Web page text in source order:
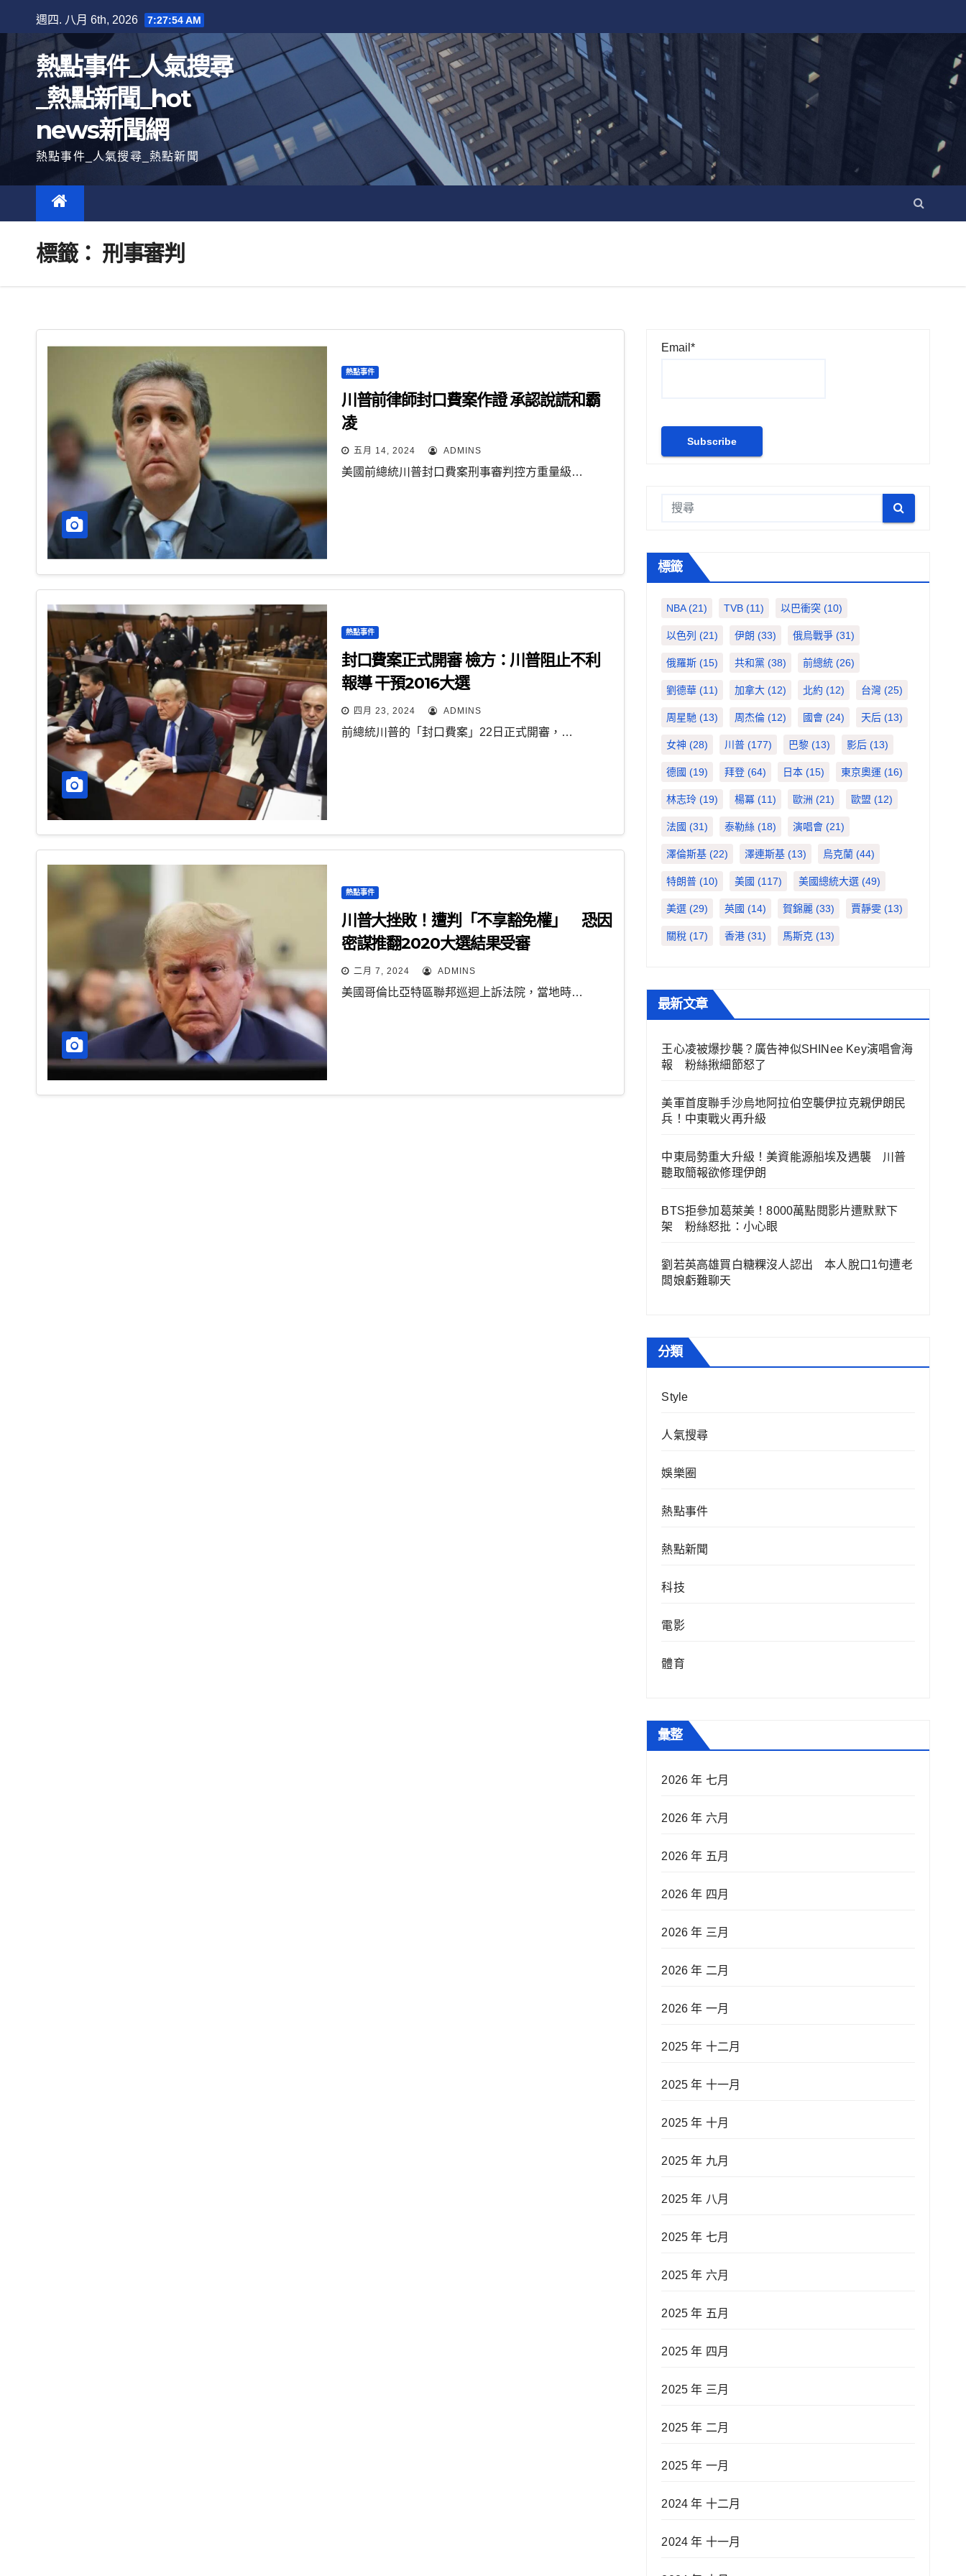
至
內
週四. 八月 6th, 2026 7:27:55 AM
熱點事件_人氣搜尋
_熱點新聞_hot
news新聞網
熱點事件_人氣搜尋_熱點新聞
標籤： 刑事審判
熱點事件
川普前律師封口費案作證 承認說謊和霸
凌
五月 14, 2024 ADMINS
美國前總統川普封口費案刑事審判控方重量級…
熱點事件
封口費案正式開審 檢方：川普阻止不利
報導 干預2016大選
四月 23, 2024 ADMINS
前總統川普的「封口費案」22日正式開審，…
熱點事件
川普大挫敗！遭判「不享豁免權」 恐因
密謀推翻2020大選結果受審
二月 7, 2024 ADMINS
美國哥倫比亞特區聯邦巡迴上訴法院，當地時…
Email*
標籤
NBA(21) TVB (11) 以巴衝突 (10)
以色列 (21) 伊朗 (33) 俄烏戰爭 (31)
俄羅斯 (15) 共和黨 (38) 前總統 (26)
劉德華 (11) 加拿大 (12) 北約 (12) 台灣 (25)
周星馳 (13) 周杰倫 (12) 國會 (24) 天后 (13)
女神 (28) 川普 (177) 巴黎 (13) 影后 (13)
德國 (19) 拜登 (64) 日本 (15) 東京奧運 (16)
林志玲 (19) 楊冪 (11) 歐洲 (21) 歐盟 (12)
法國 (31) 泰勒絲 (18) 演唱會 (21)
澤倫斯基 (22) 澤連斯基 (13) 烏克蘭 (44)
特朗普 (10) 美國 (117) 美國總統大選 (49)
美選 (29) 英國 (14) 賀錦麗 (33) 賈靜雯 (13)
關稅 (17) 香港 (31) 馬斯克 (13)
最新文章
王心凌被爆抄襲？廣告神似SHINee Key演唱會海
報 粉絲揪細節怒了
美軍首度聯手沙烏地阿拉伯空襲伊拉克親伊朗民
兵！中東戰火再升級
中東局勢重大升級！美資能源船埃及遇襲 川普
聽取簡報欲修理伊朗
BTS拒參加葛萊美！8000萬點閱影片遭默默下
架 粉絲怒批：小心眼
劉若英高雄買白糖粿沒人認出 本人脫口1句遭老
闆娘虧難聊天
分類
Style
人氣搜尋
娛樂圈
熱點事件
熱點新聞
科技
電影
體育
彙整
2026 年 七月
2026 年 六月
2026 年 五月
2026 年 四月
2026 年 三月
2026 年 二月
2026 年 一月
2025 年 十二月
2025 年 十一月
2025 年 十月
2025 年 九月
2025 年 八月
2025 年 七月
2025 年 六月
2025 年 五月
2025 年 四月
2025 年 三月
2025 年 二月
2025 年 一月
2024 年 十二月
2024 年 十一月